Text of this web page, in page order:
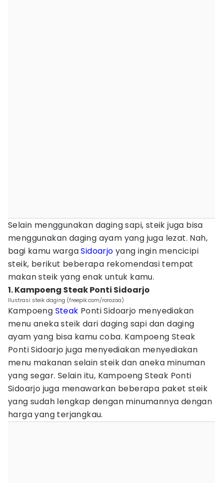
Selain menggunakan daging sapi, steik juga bisa
menggunakan daging ayam yang juga lezat. Nah,
bagi kamu wargaSidoarjo yang ingin mencicipi
steik, berikut beberapa rekomendasi tempat
makan steik yang enak untuk kamu.
1. Kampoeng Steak Ponti Sidoarjo
Ilustrasi steik daging (freepik.com/rorozoa)
Kampoeng Steak Ponti Sidoarjo menyediakan
menu aneka steik dari daging sapi dan daging
ayam yang bisa kamu coba. Kampoeng Steak
Ponti Sidoarjo juga menyediakan menyediakan
menu makanan selain steik dan aneka minuman
yang segar. Selain itu, Kampoeng Steak Ponti
Sidoarjo juga menawarkan beberapa paket steik
yang sudah lengkap dengan minumannya dengan
harga yang terjangkau.